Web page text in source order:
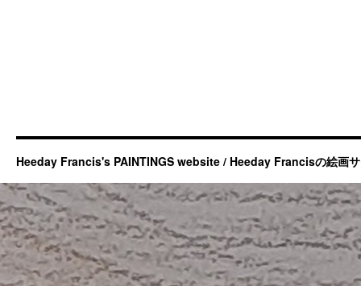
Heeday Francis's PAINTINGS website / Heeday Francisの絵画